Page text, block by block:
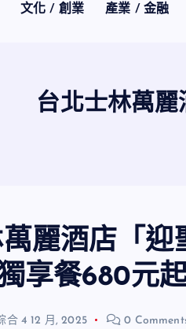
文化 / 創業 產業 / 金融
台北士林萬
萬麗酒店「
享餐680元
合 4 12 月, 2025 0